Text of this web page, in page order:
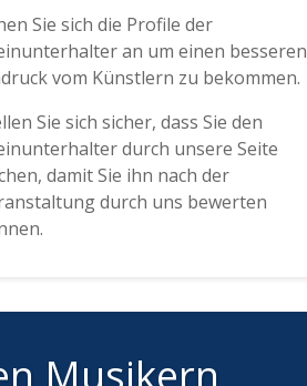
Sie sich die Profile der
an um einen besseren
vom Künstlern zu bekommen.
Sie sich sicher, dass Sie den
durch unsere Seite
damit Sie ihn nach der
durch uns bewerten